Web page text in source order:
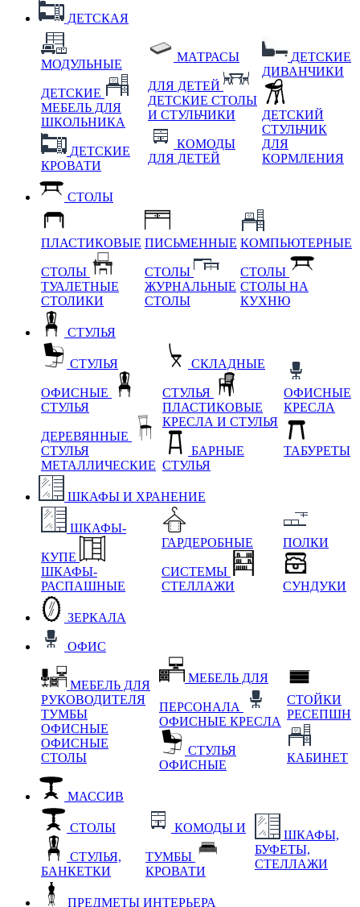
ДЕТСКАЯ
МОДУЛЬНЫЕ
ДЕТСКИЕ
МЕБЕЛЬ ДЛЯ
ШКОЛЬНИКА
ДЕТСКИЕ
КРОВАТИ
МАТРАСЫ
ДЛЯ ДЕТЕЙ
ДЕТСКИЕ СТОЛЫ
И СТУЛЬЧИКИ
КОМОДЫ
ДЛЯ ДЕТЕЙ
ДЕТСКИЕ
ДИВАНЧИКИ
ДЕТСКИЙ
СТУЛЬЧИК
ДЛЯ
КОРМЛЕНИЯ
СТОЛЫ
ПЛАСТИКОВЫЕ
СТОЛЫ
ТУАЛЕТНЫЕ
СТОЛИКИ
ПИСЬМЕННЫЕ
СТОЛЫ
ЖУРНАЛЬНЫЕ
СТОЛЫ
КОМПЬЮТЕРНЫЕ
СТОЛЫ
СТОЛЫ НА
КУХНЮ
СТУЛЬЯ
СТУЛЬЯ
ОФИСНЫЕ
СТУЛЬЯ
ДЕРЕВЯННЫЕ
СТУЛЬЯ
МЕТАЛЛИЧЕСКИЕ
СКЛАДНЫЕ
СТУЛЬЯ
ПЛАСТИКОВЫЕ
КРЕСЛА И СТУЛЬЯ
БАРНЫЕ
СТУЛЬЯ
ОФИСНЫЕ
КРЕСЛА
ТАБУРЕТЫ
ШКАФЫ И ХРАНЕНИЕ
ШКАФЫ-
КУПЕ
ШКАФЫ-
РАСПАШНЫЕ
ГАРДЕРОБНЫЕ
СИСТЕМЫ
СТЕЛЛАЖИ
ПОЛКИ
СУНДУКИ
ЗЕРКАЛА
ОФИС
МЕБЕЛЬ ДЛЯ
РУКОВОДИТЕЛЯ
ТУМБЫ
ОФИСНЫЕ
ОФИСНЫЕ
СТОЛЫ
МЕБЕЛЬ ДЛЯ
ПЕРСОНАЛА
ОФИСНЫЕ КРЕСЛА
СТУЛЬЯ
ОФИСНЫЕ
СТОЙКИ
РЕСЕПШН
КАБИНЕТ
МАССИВ
СТОЛЫ
СТУЛЬЯ,
БАНКЕТКИ
КОМОДЫ И
ТУМБЫ
КРОВАТИ
ШКАФЫ,
БУФЕТЫ,
СТЕЛЛАЖИ
ПРЕДМЕТЫ ИНТЕРЬЕРА